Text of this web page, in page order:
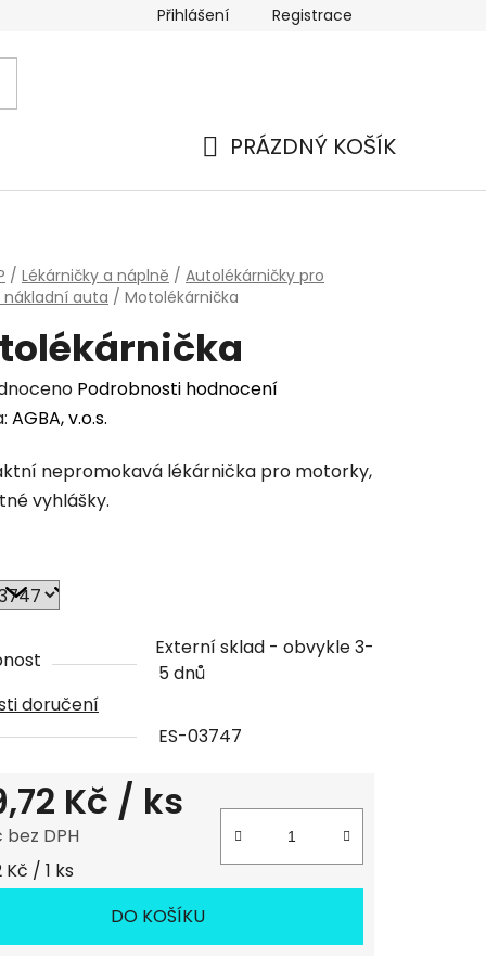
Náhradní plnění Moje objednávka
Přihlášení Registrace
PRÁZDNÝ KOŠÍK
/ Lékárničky a náplně / Autolékárničky pro
nákladní auta / Motolékárnička
Podrobnosti hodnocení
AGBA, v.o.s.
nepromokavá lékárnička pro motorky,
vyhlášky.
Externí sklad - obvykle 3-
5 dnů
doručení
ES-03747
Kč / ks
bez DPH
cena:
Kč / 1 ks
DO KOŠÍKU